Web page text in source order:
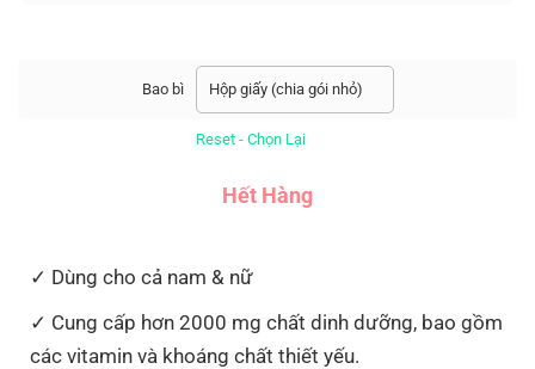
Bao bì
Reset - Chọn Lại
Hết Hàng
Dùng cho cả nam & nữ
Cung cấp hơn 2000 mg chất dinh dưỡng, bao gồm
các vitamin và khoáng chất thiết yếu.